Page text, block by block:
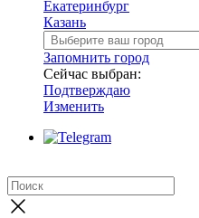
Екатеринбург
Казань
Запомнить город
Сейчас выбран:
Подтверждаю
Изменить